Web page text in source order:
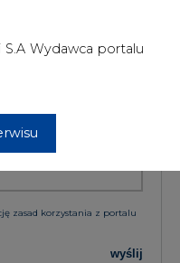
Wydawca portalu
zasad korzystania z portalu
wyślij